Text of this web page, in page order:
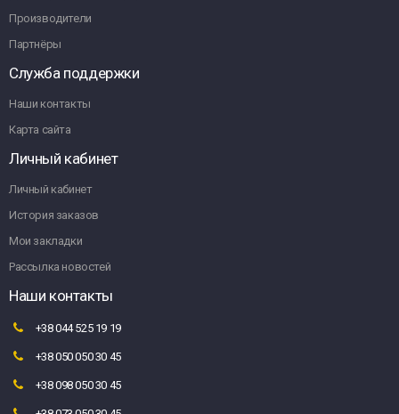
Производители
Партнёры
Служба поддержки
Наши контакты
Карта сайта
Личный кабинет
Личный кабинет
История заказов
Мои закладки
Рассылка новостей
Наши контакты
+38 044 525 19 19
+38 050 050 30 45
+38 098 050 30 45